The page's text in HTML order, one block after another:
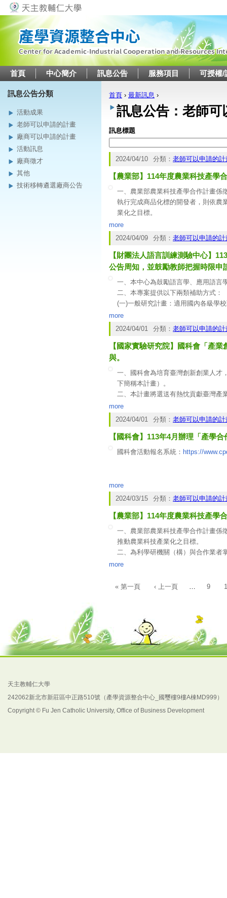
首頁 中心簡介 訊息公告 服務項目 可授權/
訊息公告分類
活動成果
老師可以申請的計畫
廠商可以申請的計畫
活動訊息
廠商徵才
其他
技術移轉遴選廠商公告
您在這裡
首頁 › 最新訊息 ›
訊息公告：老師可
訊息標題
2024/04/10 分類： 老師可以申請的計
【農業部】114年度農業科技產學
一、農業部農業科技產學合作計畫係
執行完成商品化標的開發者，則依農
業化之目標。
二、本次公開徵求計畫類型包含政策
法令規定與政策，以利後續推動技術
題目與品項為核心，包含「開發農業
「加工加值」等5類政策題目與整合
(二)一般型產學計畫：因產業需求而
量產或場域驗證等研發應用計畫，
more
2024/04/09
分類： 老師可以申請的計
【財團法人語言訓練測驗中心】
公告周知，並鼓勵教師把握時限申
一、本中心為鼓勵語言學、應用語言
二、本專案提供以下兩類補助方式：
(一)一般研究計畫：適用國內各級學
請。
(二)雙邊合作型計畫：適用國內外教
三、本專案採線上申請，作業要點及
more
2024/04/01
分類： 老師可以申請的計
【國家實驗研究院】國科會「產
與。
一、國科會為培育臺灣創新創業人才
下簡稱本計畫）。
二、本計畫將選送有熱忱貢獻臺灣產
冀種子人才返國後協助產業創新布局
的力量。
選出優秀人才，故本案將延長徵件至
四、本計畫申請重點如次：(一) 申請
間：1年。(四) 補助經費：新台幣
more
2024/04/01
分類： 老師可以申請的計
【國科會】113年4月辦理「產學
國科會活動報名系統： https://
more
2024/03/15
分類： 老師可以申請的計
【農業部】114年度農業科技產學
一、農業部農業科技產學合作計畫係
推動農業科技產業化之目標。
二、為利學研機關（構）與合作業者
農業科技產學合作計畫研提說明會」
(二)第二場：本年3月29日下午2時假
(聯絡電話02-2381-2991#2296)。
四、併附旨揭說明會簡章，相關資
同仁及相關業者，並歡迎踴躍報名參
more
頁面
« 第一頁 ‹ 上一頁 9
天主教輔仁大學
242062新北市新莊區中正路510號（產學資源整合中心_國璽樓9樓A棟MD999）
Copyright © Fu Jen Catholic University, Office of Business Development